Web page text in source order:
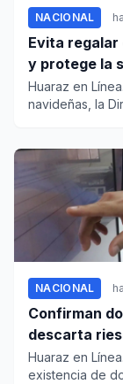
NACIONAL
Evita
y protege la
Huaraz en
navideñas, la
NACIONAL
Confirman
descarta
Huaraz en
existencia de